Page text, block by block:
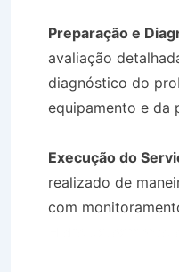
Preparação e
avaliação
diagnóstico do
equipamento e da
Execução do
realizado de
com